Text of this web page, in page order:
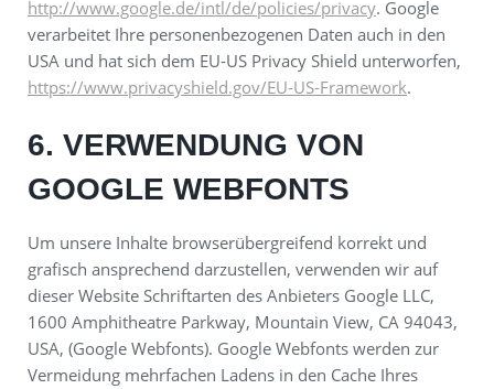
http://www.google.de/intl/de/policies/privacy. Google
verarbeitet Ihre personenbezogenen Daten auch in den
USA und hat sich dem EU-US Privacy Shield unterworfen,
https://www.privacyshield.gov/EU-US-Framework.
6. VERWENDUNG VON
GOOGLE WEBFONTS
Um unsere Inhalte browserübergreifend korrekt und
grafisch ansprechend darzustellen, verwenden wir auf
dieser Website Schriftarten des Anbieters Google LLC,
1600 Amphitheatre Parkway, Mountain View, CA 94043,
USA, (Google Webfonts). Google Webfonts werden zur
Vermeidung mehrfachen Ladens in den Cache Ihres